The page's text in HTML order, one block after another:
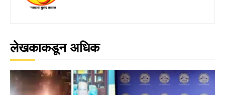
लेखकाकडून अधिक